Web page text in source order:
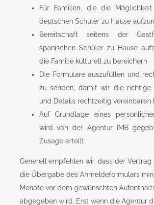
Für Familien, die die
deutschen Schüler zu Hause
Bereitschaft seitens der
spanischen Schüler zu Hause
die Familie kulturell zu bereichern
Die Formulare auszufüllen und
zu senden, damit wir die richtige
und Details rechtzeitig vereinbaren
Auf Grundlage eines
wird von der Agentur IMB
Zusage erteilt
Generell empfehlen wir, dass der Vertrag
die Übergabe des Anmeldeformulars
Monate vor dem gewünschten
abgegeben wird. Erst wenn die Agentur